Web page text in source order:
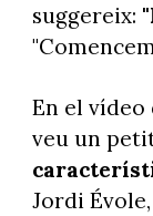
suggereix:
En el vídeo
veu un
Jordi